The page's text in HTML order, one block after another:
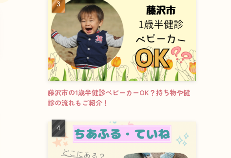
藤沢市の1歳半健診ベビーカーOK？持ち物や健
診の流れもご紹介！